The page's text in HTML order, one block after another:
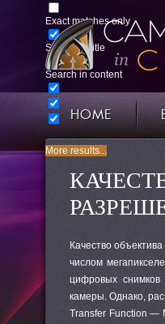
HOME
Exact matches only
Search in title
Search in content
More results...
Качество
числом
цифровых
камеры. Однако,
Transfer Function —